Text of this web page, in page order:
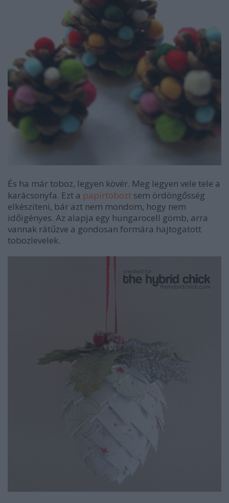
És ha már toboz, legyen kövér. Meg legyen vele tele a
karácsonyfa. Ezt a papírtobozt sem ördöngősség
elkészíteni, bár azt nem mondom, hogy nem
időigényes. Az alapja egy hungarocell gömb, arra
vannak rátűzve a gondosan formára hajtogatott
tobozlevelek.